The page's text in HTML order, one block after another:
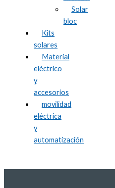
Solar
bloc
Kits
solares
Material
eléctrico
y
accesorios
movilidad
eléctrica
y
automatización